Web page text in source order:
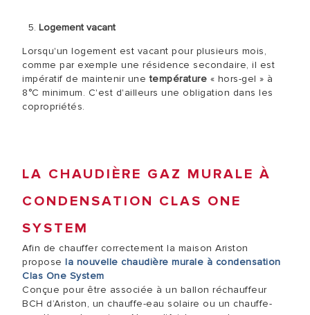
Logement vacant
Lorsqu'un logement est vacant pour plusieurs mois,
comme par exemple une résidence secondaire, il est
impératif de maintenir unetempérature « hors-gel » à
8°C minimum. C'est d'ailleurs une obligation dans les
copropriétés.
LA CHAUDIÈRE GAZ MURALE À
CONDENSATION CLAS ONE
SYSTEM
Afin de chauffer correctement la maison Ariston
propose la nouvelle chaudière murale à condensation
Clas One System
Conçue pour être associée à un ballon réchauffeur
BCH d’Ariston, un chauffe-eau solaire ou un chauffe-